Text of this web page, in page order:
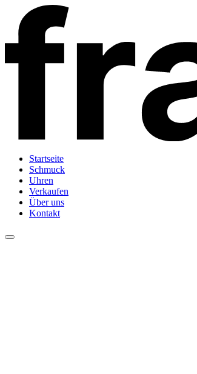
Startseite
Schmuck
Uhren
Verkaufen
Über uns
Kontakt